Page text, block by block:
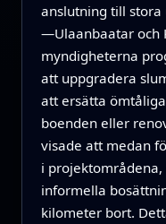
anslutning till
—Ulaanbaatar och
myndigheterna
att uppgradera
att ersätta
boenden eller
visade att medan
i
informella
kilometer bort.